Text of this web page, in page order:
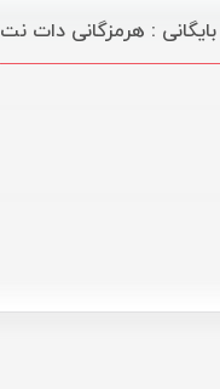
: هرمزگانی دات نت